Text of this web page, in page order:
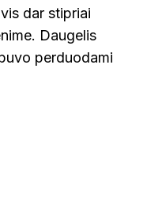
dar stipriai
Daugelis
perduodami